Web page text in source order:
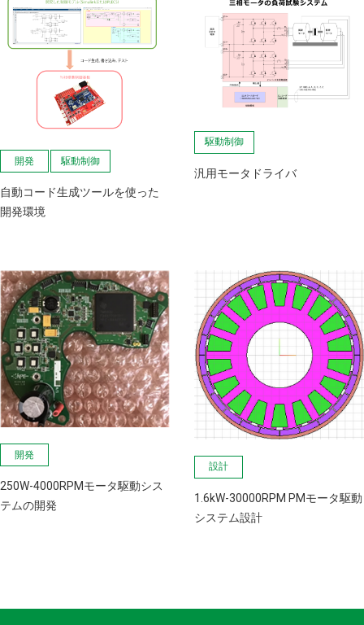
開発 駆動制御
自動コード生成ツールを使った
開発環境
駆動制御
汎用モータドライバ
開発
250W-4000RPMモータ駆動シス
テムの開発
設計
1.6kW-30000RPM PMモータ駆動
システム設計